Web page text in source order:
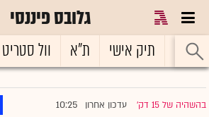
גלובס פיננסי
ראשי תיק אישי ת"א וול סטריט
בהשהיה של 15 דק' |עדכון אחרון 10:25